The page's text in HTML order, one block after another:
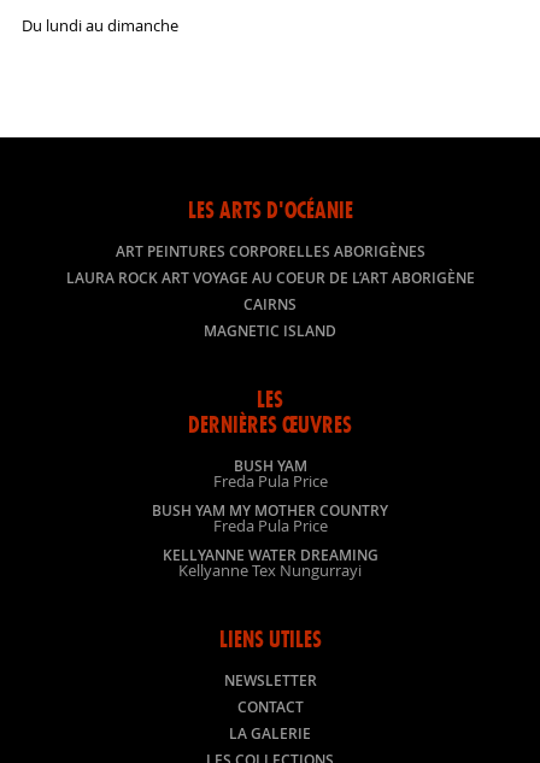
Du lundi au dimanche
LES ARTS D'OCÉANIE
ART PEINTURES CORPORELLES ABORIGÈNES
LAURA ROCK ART VOYAGE AU COEUR DE L’ART ABORIGÈNE
CAIRNS
MAGNETIC ISLAND
LES
DERNIÈRES ŒUVRES
BUSH YAM
Freda Pula Price
BUSH YAM MY MOTHER COUNTRY
Freda Pula Price
KELLYANNE WATER DREAMING
Kellyanne Tex Nungurrayi
LIENS UTILES
NEWSLETTER
CONTACT
LA GALERIE